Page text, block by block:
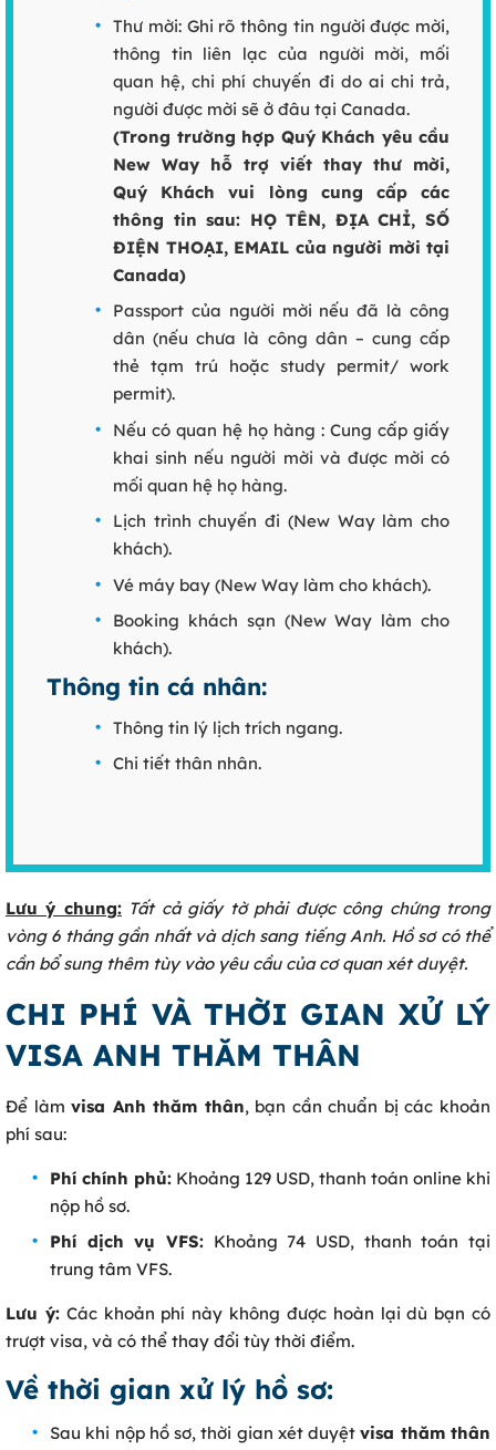
Thư mời: Ghi rõ thông tin người được mời,
thông tin liên lạc của người mời, mối
quan hệ, chi phí chuyến đi do ai chi trả,
người được mời sẽ ở đâu tại Canada.
(Trong trường hợp Quý Khách yêu cầu
New Way hỗ trợ viết thay thư mời,
Quý Khách vui lòng cung cấp các
thông tin sau: HỌ TÊN, ĐỊA CHỈ, SỐ
ĐIỆN THOẠI, EMAIL của người mời tại
Canada)
Passport của người mời nếu đã là công
dân (nếu chưa là công dân – cung cấp
thẻ tạm trú hoặc study permit/ work
permit).
Nếu có quan hệ họ hàng : Cung cấp giấy
khai sinh nếu người mời và được mời có
mối quan hệ họ hàng.
Lịch trình chuyến đi (New Way làm cho
khách).
Vé máy bay (New Way làm cho khách).
Booking khách sạn (New Way làm cho
khách).
Thông tin cá nhân:
Thông tin lý lịch trích ngang.
Chi tiết thân nhân.
Lưu ý chung: Tất cả giấy tờ phải được công chứng trong
vòng 6 tháng gần nhất và dịch sang tiếng Anh. Hồ sơ có thể
cần bổ sung thêm tùy vào yêu cầu của cơ quan xét duyệt.
CHI PHÍ VÀ THỜI GIAN XỬ LÝ
VISA ANH THĂM THÂN
Để làmvisa Anh thăm thân, bạn cần chuẩn bị các khoản
phí sau:
Phí chính phủ: Khoảng 129 USD, thanh toán online khi
nộp hồ sơ.
Phí dịch vụ VFS: Khoảng 74 USD, thanh toán tại
trung tâm VFS.
Lưu ý:Các khoản phí này không được hoàn lại dù bạn có
trượt visa, và có thể thay đổi tùy thời điểm.
Về thời gian xử lý hồ sơ:
Sau khi nộp hồ sơ, thời gian xét duyệtvisa thăm thân